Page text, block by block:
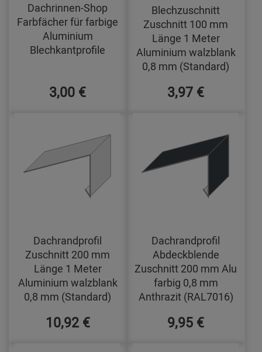
Dachrinnen-Shop
Farbfächer für farbige
Aluminium
Blechkantprofile
3,00 €
Blechzuschnitt
Zuschnitt 100 mm
Länge 1 Meter
Aluminium walzblank
0,8 mm (Standard)
3,97 €
Dachrandprofil
Zuschnitt 200 mm
Länge 1 Meter
Aluminium walzblank
0,8 mm (Standard)
10,92 €
Dachrandprofil
Abdeckblende
Zuschnitt 200 mm Alu
farbig 0,8 mm
Anthrazit (RAL7016)
9,95 €